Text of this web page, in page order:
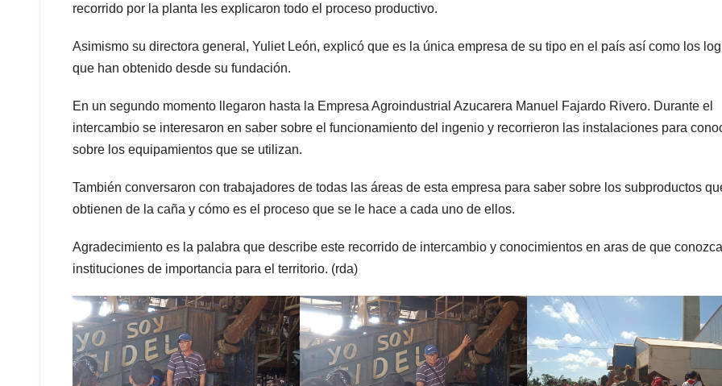
recorrido por la planta les explicaron todo el proceso productivo.
Asimismo su directora general, Yuliet León, explicó que es la única empresa de su tipo en el país así como los
que han obtenido desde su fundación.
En un segundo momento llegaron hasta la Empresa Agroindustrial Azucarera Manuel Fajardo Rivero. Durante el
intercambio se interesaron en saber sobre el funcionamiento del ingenio y recorrieron las instalaciones para
sobre los equipamientos que se utilizan.
También conversaron con trabajadores de todas las áreas de esta empresa para saber sobre los subproductos
obtienen de la caña y cómo es el proceso que se le hace a cada uno de ellos.
Agradecimiento es la palabra que describe este recorrido de intercambio y conocimientos en aras de que
instituciones de importancia para el territorio. (rda)